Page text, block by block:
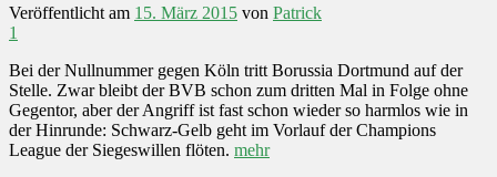
Veröffentlicht am 15. März 2015 von Patrick
1
Bei der Nullnummer gegen Köln tritt Borussia Dortmund auf der
Stelle. Zwar bleibt der BVB schon zum dritten Mal in Folge ohne
Gegentor, aber der Angriff ist fast schon wieder so harmlos wie in
der Hinrunde: Schwarz-Gelb geht im Vorlauf der Champions
League der Siegeswillen flöten. mehr